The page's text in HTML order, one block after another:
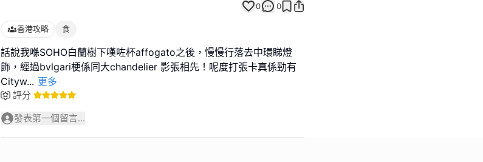
0 0
香港攻略 食
話說我喺SOHO白蘭樹下嘆咗杯affogato之後，慢慢行落去中環睇燈
飾，經過bvlgari梗係同大chandelier 影張相先！呢度打張卡真係勁有
Cityw... 更多
評分
發表第一個留言...